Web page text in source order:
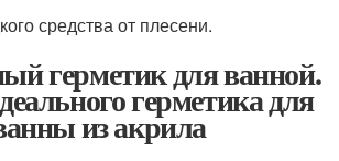
средства от плесени.
герметик для ванной.
герметика для
из акрила